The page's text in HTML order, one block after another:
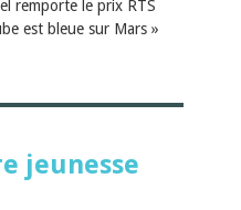
remporte le prix RTS
est bleue sur Mars »
jeunesse